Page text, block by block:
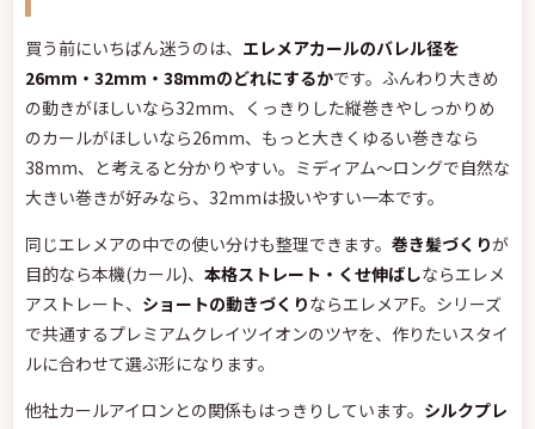
買う前にいちばん迷うのは、 エレメアカールのバレル径を
26mm・32mm・38mmのどれにするかです。ふんわり大きめ
の動きがほしいなら32mm、くっきりした縦巻きやしっかりめ
のカールがほしいなら26mm、もっと大きくゆるい巻きなら
38mm、と考えると分かりやすい。ミディアム〜ロングで自然な
大きい巻きが好みなら、32mmは扱いやすい一本です。
同じエレメアの中での使い分けも整理できます。 巻き髪づくりが
目的なら本機(カール)、 本格ストレート・くせ伸ばしならエレメ
アストレート、 ショートの動きづくりならエレメアF。シリーズ
で共通するプレミアムクレイツイオンのツヤを、作りたいスタイ
ルに合わせて選ぶ形になります。
他社カールアイロンとの関係もはっきりしています。 シルクプレ